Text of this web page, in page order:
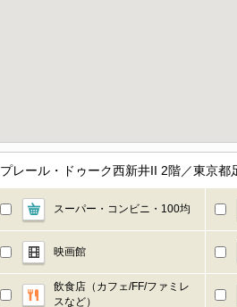
プレール・ドゥーク西新井II 2階／東京
スーパー・コンビニ・100均
映画館
飲食店（カフェ/FF/ファミレ
スなど）